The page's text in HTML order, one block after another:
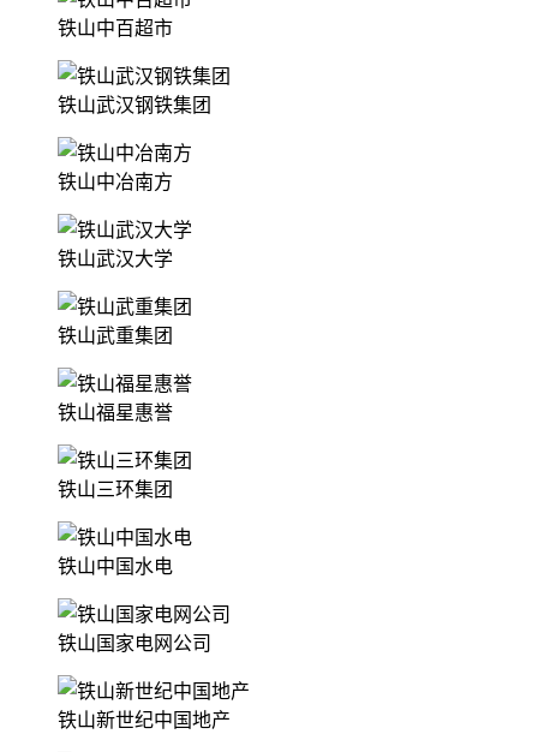
铁山中百超市
铁山武汉钢铁集团
铁山中冶南方
铁山武汉大学
铁山武重集团
铁山福星惠誉
铁山三环集团
铁山中国水电
铁山国家电网公司
铁山新世纪中国地产